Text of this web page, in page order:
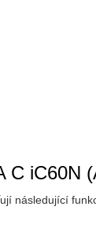
C iC60N
následující